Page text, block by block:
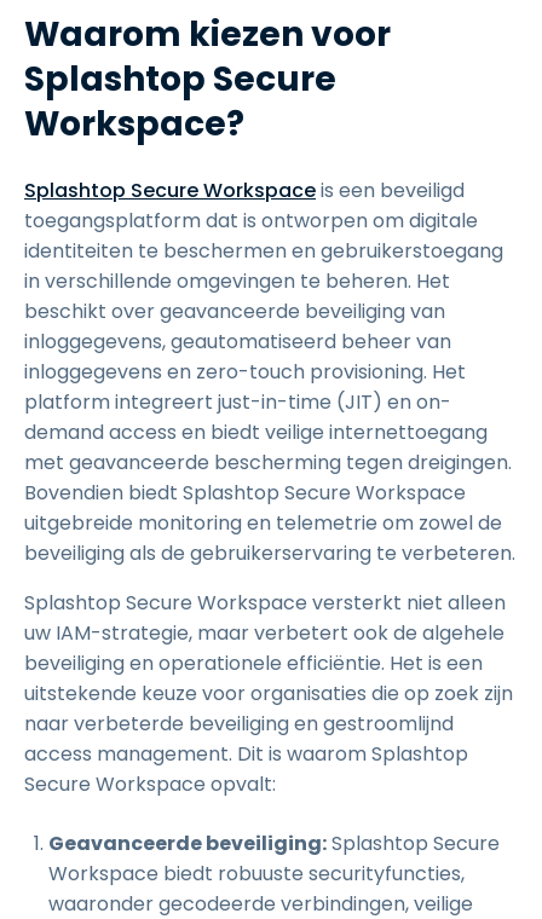
Waarom kiezen voor
Splashtop Secure
Workspace?
Splashtop Secure Workspaceis een beveiligd
toegangsplatform dat is ontworpen om digitale
identiteiten te beschermen en gebruikerstoegang
in verschillende omgevingen te beheren. Het
beschikt over geavanceerde beveiliging van
inloggegevens, geautomatiseerd beheer van
inloggegevens en zero-touch provisioning. Het
platform integreert just-in-time (JIT) en on-
demand access en biedt veilige internettoegang
met geavanceerde bescherming tegen dreigingen.
Bovendien biedt Splashtop Secure Workspace
uitgebreide monitoring en telemetrie om zowel de
beveiliging als de gebruikerservaring te verbeteren.
Splashtop Secure Workspace versterkt niet alleen
uw IAM-strategie, maar verbetert ook de algehele
beveiliging en operationele efficiëntie. Het is een
uitstekende keuze voor organisaties die op zoek zijn
naar verbeterde beveiliging en gestroomlijnd
access management. Dit is waarom Splashtop
Secure Workspace opvalt:
Geavanceerde beveiliging:Splashtop Secure
Workspace biedt robuuste securityfuncties,
waaronder gecodeerde verbindingen, veilige